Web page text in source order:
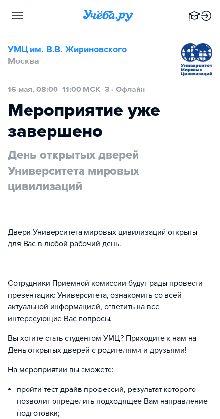
УМЦ им. В.В. Жириновского
Москва
16 мая, 08:00–11:00 МСК -3 • Офлайн
Мероприятие уже
завершено
День открытых дверей
Университета мировых
цивилизаций
Двери Университета мировых цивилизаций открыты
для Вас в любой рабочий день.
Сотрудники Приемной комиссии будут рады провести
презентацию Университета, ознакомить со всей
актуальной информацией, ответить на все
интересующие Вас вопросы.
Вы хотите стать студентом УМЦ? Приходите к нам на
День открытых дверей с родителями и друзьями!
На мероприятии вы сможете:
пройти тест-драйв профессий, результат которого
позволит определить подходящее Вам направление
подготовки;